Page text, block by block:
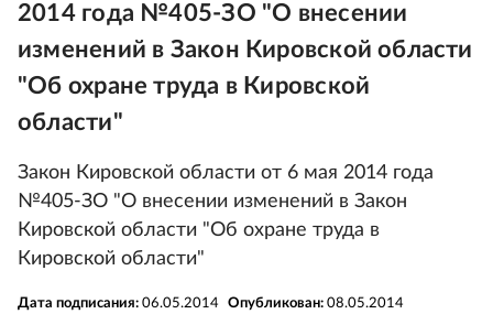
2014 года №405-ЗО "О внесении
изменений в Закон Кировской области
"Об охране труда в Кировской
области"
Закон Кировской области от 6 мая 2014 года
№405-ЗО "О внесении изменений в Закон
Кировской области "Об охране труда в
Кировской области"
Дата подписания: 06.05.2014 Опубликован: 08.05.2014